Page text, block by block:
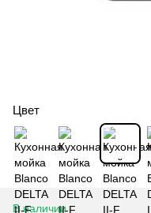
Цвет
В наличии